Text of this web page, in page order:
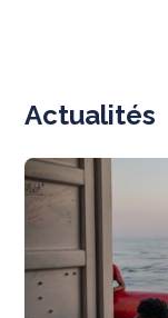
Actualités